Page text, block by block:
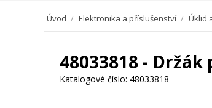
Úvod / Elektronika a příslušenství / Úklid
48033818 -
Katalogové číslo: 48033818